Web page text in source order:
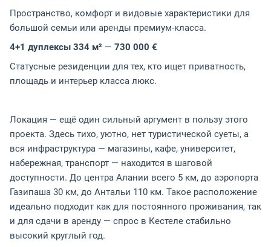
Пространство, комфорт и видовые характеристики для
большой семьи или аренды премиум-класса.
4+1 дуплексы 334 м² — 730 000 €
Статусные резиденции для тех, кто ищет приватность,
площадь и интерьер класса люкс.
Локация — ещё один сильный аргумент в пользу этого
проекта. Здесь тихо, уютно, нет туристической суеты, а
вся инфраструктура — магазины, кафе, университет,
набережная, транспорт — находится в шаговой
доступности. До центра Алании всего 5 км, до аэропорта
Газипаша 30 км, до Антальи 110 км. Такое расположение
идеально подходит как для постоянного проживания, так
и для сдачи в аренду — спрос в Кестеле стабильно
высокий круглый год.